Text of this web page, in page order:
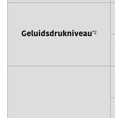
Geluidsdrukniveau*2